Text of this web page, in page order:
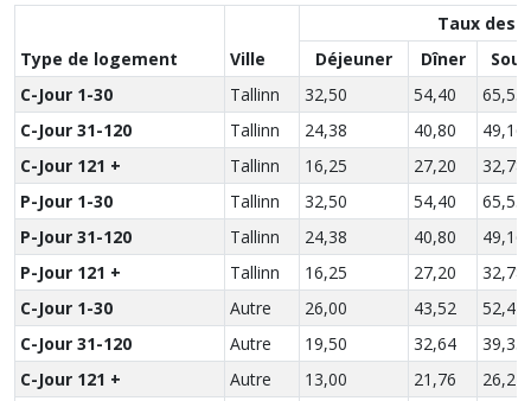
Type de logement Ville
Taux des
Déjeuner
Dîner
C-Jour 1-30
Tallinn 32,50 54,40
65,55
C-Jour 31-120
Tallinn 24,38 40,80
49,16
C-Jour 121 +
Tallinn 16,25 27,20
32,78
P-Jour 1-30
Tallinn 32,50 54,40
65,55
P-Jour 31-120
Tallinn 24,38 40,80
49,16
P-Jour 121 +
Tallinn 16,25 27,20
32,78
C-Jour 1-30
Autre 26,00 43,52
52,44
C-Jour 31-120
Autre 19,50 32,64
39,33
C-Jour 121 +
Autre 13,00 21,76
26,22